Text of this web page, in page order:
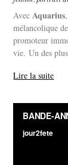
AvecAquarius
mélancolique
promoteur
vie. Un des
Lire la suite